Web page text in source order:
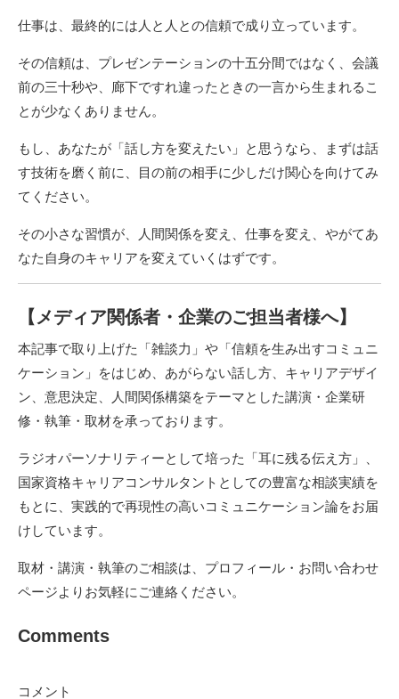
仕事は、最終的には人と人との信頼で成り立っています。
その信頼は、プレゼンテーションの十五分間ではなく、会議
前の三十秒や、廊下ですれ違ったときの一言から生まれるこ
とが少なくありません。
もし、あなたが「話し方を変えたい」と思うなら、まずは話
す技術を磨く前に、目の前の相手に少しだけ関心を向けてみ
てください。
その小さな習慣が、人間関係を変え、仕事を変え、やがてあ
なた自身のキャリアを変えていくはずです。
【メディア関係者・企業のご担当者様へ】
本記事で取り上げた「雑談力」や「信頼を生み出すコミュニ
ケーション」をはじめ、あがらない話し方、キャリアデザイ
ン、意思決定、人間関係構築をテーマとした講演・企業研
修・執筆・取材を承っております。
ラジオパーソナリティーとして培った「耳に残る伝え方」、
国家資格キャリアコンサルタントとしての豊富な相談実績を
もとに、実践的で再現性の高いコミュニケーション論をお届
けしています。
取材・講演・執筆のご相談は、プロフィール・ お問い合わせ
ページよりお気軽にご連絡ください。
Comments
コメント